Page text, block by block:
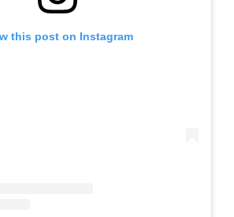
this post on Instagram